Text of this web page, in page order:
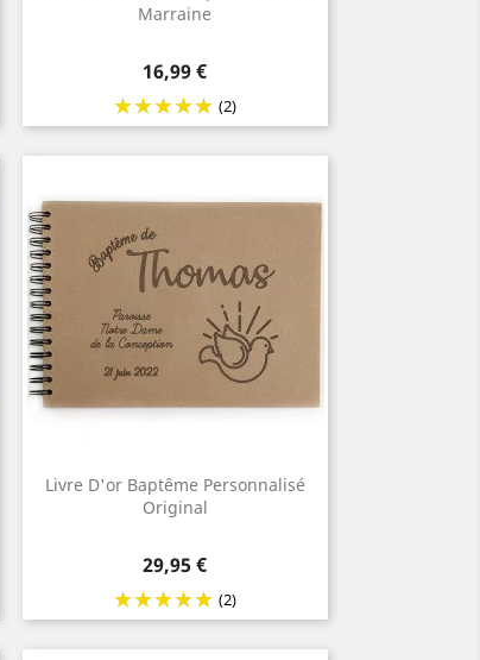
Marraine
Prix
16,99 €
(2)
Livre D'or Baptême Personnalisé
Original
Prix
29,95 €
(2)